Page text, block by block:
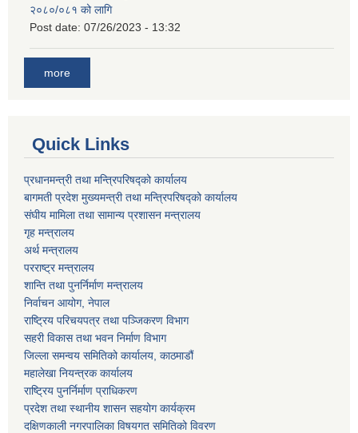
२०८०/०८१ को लागि
Post date: 07/26/2023 - 13:32
more
Quick Links
प्रधानमन्त्री तथा मन्त्रिपरिषद्को कार्यालय
बागमती प्रदेश मुख्यमन्त्री तथा मन्त्रिपरिषद्को कार्यालय
संघीय मामिला तथा सामान्य प्रशासन मन्त्रालय
गृह मन्त्रालय
अर्थ मन्त्रालय
परराष्ट्र मन्त्रालय
शान्ति तथा पुनर्निर्माण मन्त्रालय
निर्वाचन आयोग, नेपाल
राष्ट्रिय परिचयपत्र तथा पञ्जिकरण विभाग
सहरी विकास तथा भवन निर्माण विभाग
जिल्ला समन्वय समितिको कार्यालय, काठमाडौं
महालेखा नियन्त्रक कार्यालय
राष्ट्रिय पुनर्निर्माण प्राधिकरण
प्रदेश तथा स्थानीय शासन सहयोग कार्यक्रम
दक्षिणकाली नगरपालिका विषयगत समितिको विवरण